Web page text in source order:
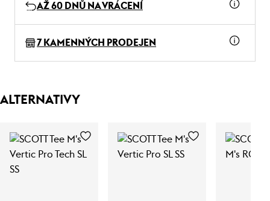
AŽ 60 DNŮ NA VRÁCENÍ
7 KAMENNÝCH PRODEJEN
ALTERNATIVY